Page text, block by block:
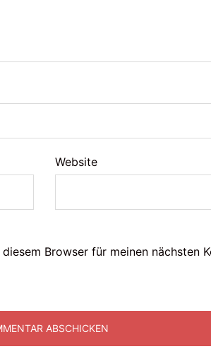
Website
Browser für meinen nächsten